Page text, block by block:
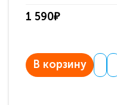
1 590₽
В корзину